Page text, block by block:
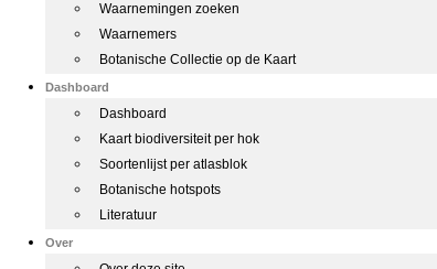
Waarnemingen zoeken
Waarnemers
Botanische Collectie op de Kaart
Dashboard
Dashboard
Kaart biodiversiteit per hok
Soortenlijst per atlasblok
Botanische hotspots
Literatuur
Over